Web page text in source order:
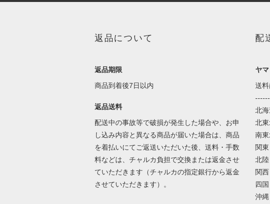
返品について
返品期限
商品到着後7日以内
返品送料
配送中の事故等で破損が発生した場合や、お申
し込み内容と異なる商品が届いた場合は、商品
を着払いにてご返送いただいた後、送料・手数
料などは、チャルカ負担で交換または返金させ
ていただきます（チャルカの指定銀行から返金
させていただきます）。
配
ヤ
送料
北
北
南
関
北
関
四
沖